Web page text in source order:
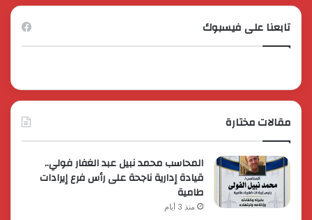
تابعنا على فيسبوك
مقالات مختارة
المحاسب محمد نبيل عبد الغفار فولي..
قيادة إدارية ناجحة على رأس فرع إيرادات
طامية
منذ 3 أيام